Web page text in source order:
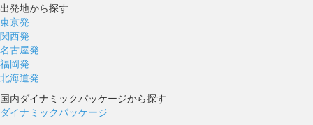
出発地から探す
東京発
関西発
名古屋発
福岡発
北海道発
国内ダイナミックパッケージから探す
ダイナミックパッケージ